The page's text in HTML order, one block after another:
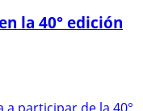
la 40° edición